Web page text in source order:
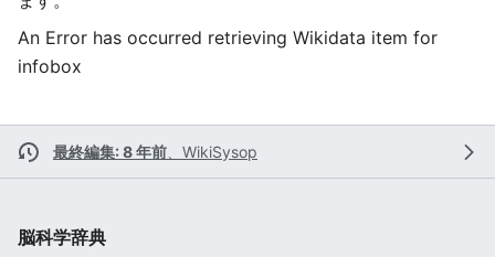
An Error has occurred retrieving Wikidata item for
infobox
最終編集: 8 年前 WikiSysop
脳科学辞典